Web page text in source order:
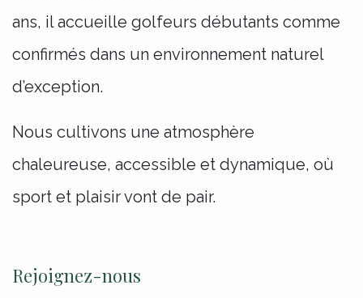
ans, il accueille golfeurs débutants comme
confirmés dans un environnement naturel
d’exception.
Nous cultivons une atmosphère
chaleureuse, accessible et dynamique, où
sport et plaisir vont de pair.
Rejoignez-nous